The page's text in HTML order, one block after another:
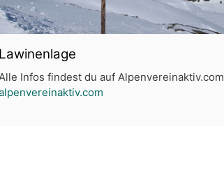
Lawinenlage
Alle Infos findest du auf Alpenvereinaktiv.com